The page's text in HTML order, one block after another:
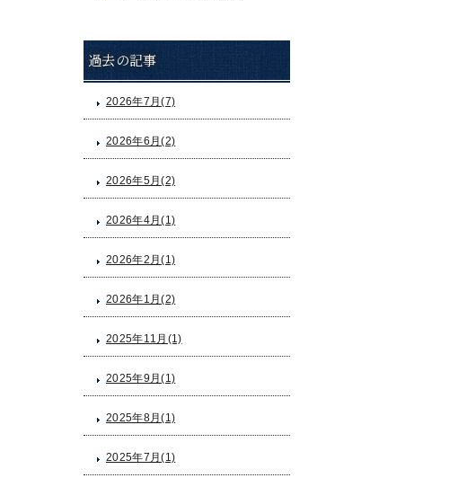
過去の記事
2026年7月(7)
2026年6月(2)
2026年5月(2)
2026年4月(1)
2026年2月(1)
2026年1月(2)
2025年11月(1)
2025年9月(1)
2025年8月(1)
2025年7月(1)